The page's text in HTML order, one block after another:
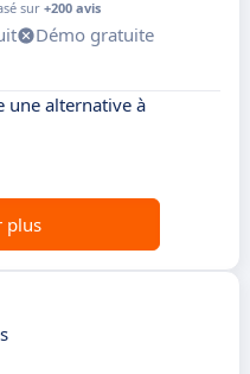
sur +200 avis
Démo gratuite
une alternative à
plus